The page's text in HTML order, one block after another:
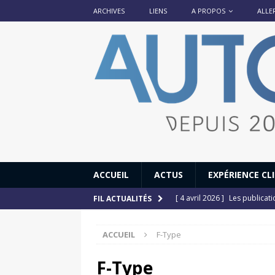
ARCHIVES LIENS A PROPOS
ACCUEIL ACTUS EXPÉRIENCE
FIL ACTUALITÉS [ 4 avril 2026 ] Les
[ 12 juillet 2025 ]
ACCUEIL F-Type
F-Type